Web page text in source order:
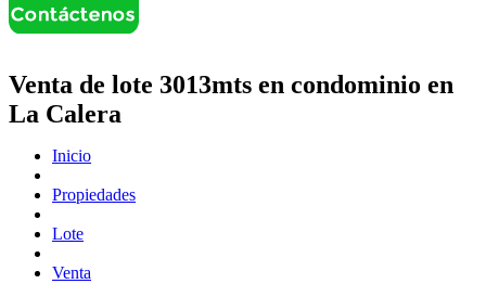
Venta de lote 3013mts en condominio en
La Calera
Inicio
Propiedades
Lote
Venta